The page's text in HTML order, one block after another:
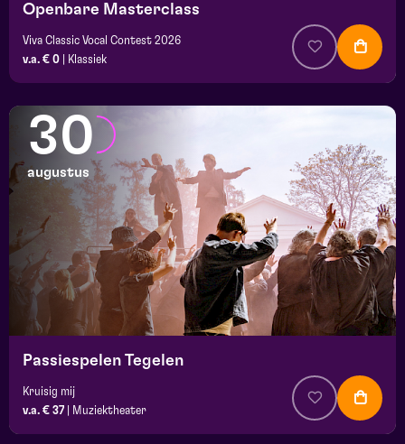
Openbare Masterclass
Viva Classic Vocal Contest 2026
v.a. € 0
Klassiek
30
augustus
Passiespelen Tegelen
Kruisig mij
v.a. € 37
Muziektheater